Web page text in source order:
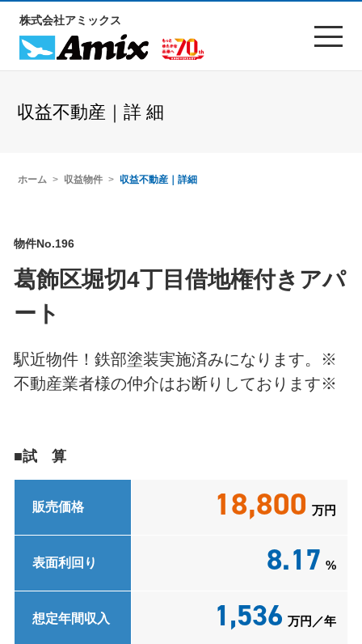
株式会社アミックス
収益不動産｜詳 細
ホーム 収益物件 収益不動産｜詳細
物件No.196
葛飾区堀切4丁目借地権付きアパ
ート
駅近物件！鉄部塗装実施済みになります。※
不動産業者様の仲介はお断りしております※
■試 算
販売価格 18,800 万円
表面利回り 8.17 %
想定年間収入 1,536 万円／年